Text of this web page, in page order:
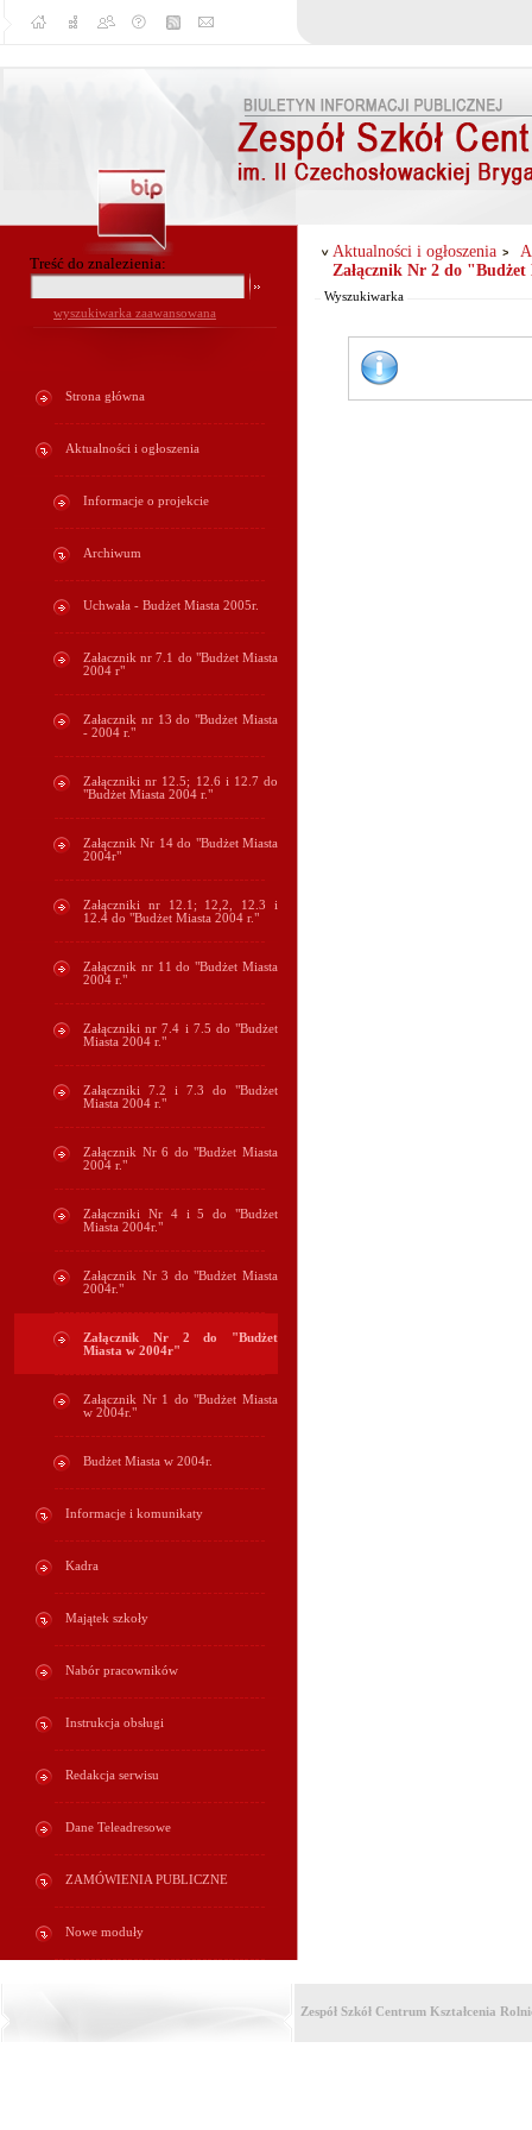
Treść do znalezienia:
wyszukiwarka zaawansowana
Strona główna
Aktualności i ogłoszenia
Informacje o projekcie
Archiwum
Uchwała - Budżet Miasta 2005r.
Załacznik nr 7.1 do "Budżet Miasta
2004 r"
Załacznik nr 13 do "Budżet Miasta
- 2004 r."
Załączniki nr 12.5; 12.6 i 12.7 do
"Budżet Miasta 2004 r."
Załącznik Nr 14 do "Budżet Miasta
2004r"
Załączniki nr 12.1; 12,2, 12.3 i
12.4 do "Budżet Miasta 2004 r."
Załącznik nr 11 do "Budżet Miasta
2004 r."
Załączniki nr 7.4 i 7.5 do "Budżet
Miasta 2004 r."
Załączniki 7.2 i 7.3 do "Budżet
Miasta 2004 r."
Załącznik Nr 6 do "Budżet Miasta
2004 r."
Załączniki Nr 4 i 5 do "Budżet
Miasta 2004r."
Załącznik Nr 3 do "Budżet Miasta
2004r."
Załącznik Nr 2 do "Budżet
Miasta w 2004r"
Załącznik Nr 1 do "Budżet Miasta
w 2004r."
Budżet Miasta w 2004r.
Informacje i komunikaty
Kadra
Majątek szkoły
Nabór pracowników
Instrukcja obsługi
Redakcja serwisu
Dane Teleadresowe
ZAMÓWIENIA PUBLICZNE
Nowe moduły
Aktualności i ogłoszenia
Załącznik Nr 2 do
Wyszukiwarka
Do:
Zespół Szkół Centrum Kształcenia